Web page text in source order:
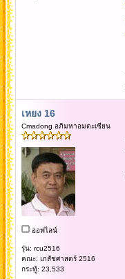
เหยง 16
Cmadong อภิมหาอมตะเซียน
ออฟไลน์
รุ่น: rcu2516
คณะ: เภสัชศาสตร์ 2516
กระทู้: 23,533